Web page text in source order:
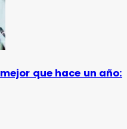
que hace un año: